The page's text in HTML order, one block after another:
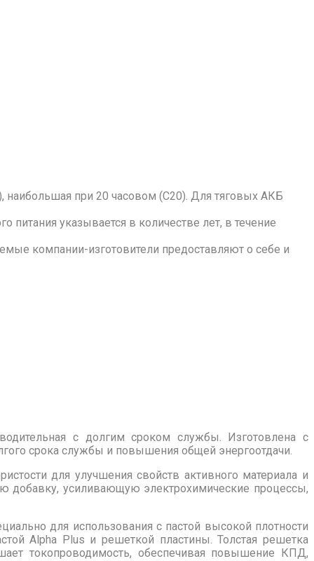
наибольшая при 20 часовом (С20). Для тяговых АКБ
питания указывается в количестве лет, в течение
компании-изготовители предоставляют о себе и
с долгим сроком службы. Изготовлена с
срока службы и повышения общей энергоотдачи.
для улучшения свойств активного материала и
добавку, усиливающую электрохимические процессы,
для использования с пастой высокой плотности
Alpha Plus и решеткой пластины. Толстая решетка
токопроводимость, обеспечивая повышение КПД,